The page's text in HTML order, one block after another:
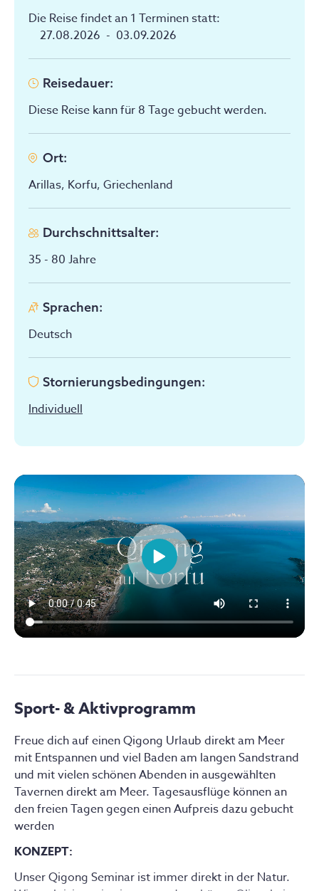
Die Reise findet an 1 Terminen statt:
27.08.2026 - 03.09.2026
Reisedauer:
Diese Reise kann für 8 Tage gebucht werden.
Ort:
Arillas, Korfu, Griechenland
Durchschnittsalter:
35 - 80 Jahre
Sprachen:
Deutsch
Stornierungsbedingungen:
Individuell
Sport- & Aktivprogramm
Freue dich auf einen Qigong Urlaub direkt am Meer
mit Entspannen und viel Baden am langen Sandstrand
und mit vielen schönen Abenden in ausgewählten
Tavernen direkt am Meer. Tagesausflüge können an
den freien Tagen gegen einen Aufpreis dazu gebucht
werden
KONZEPT:
Unser Qigong Seminar ist immer direkt in der Natur.